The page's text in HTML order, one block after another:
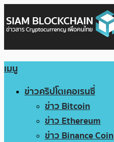
เมนู
ข่าวคริปโตเคอเรนซี่
ข่าว Bitcoin
ข่าว Ethereum
ข่าว Binance Coin